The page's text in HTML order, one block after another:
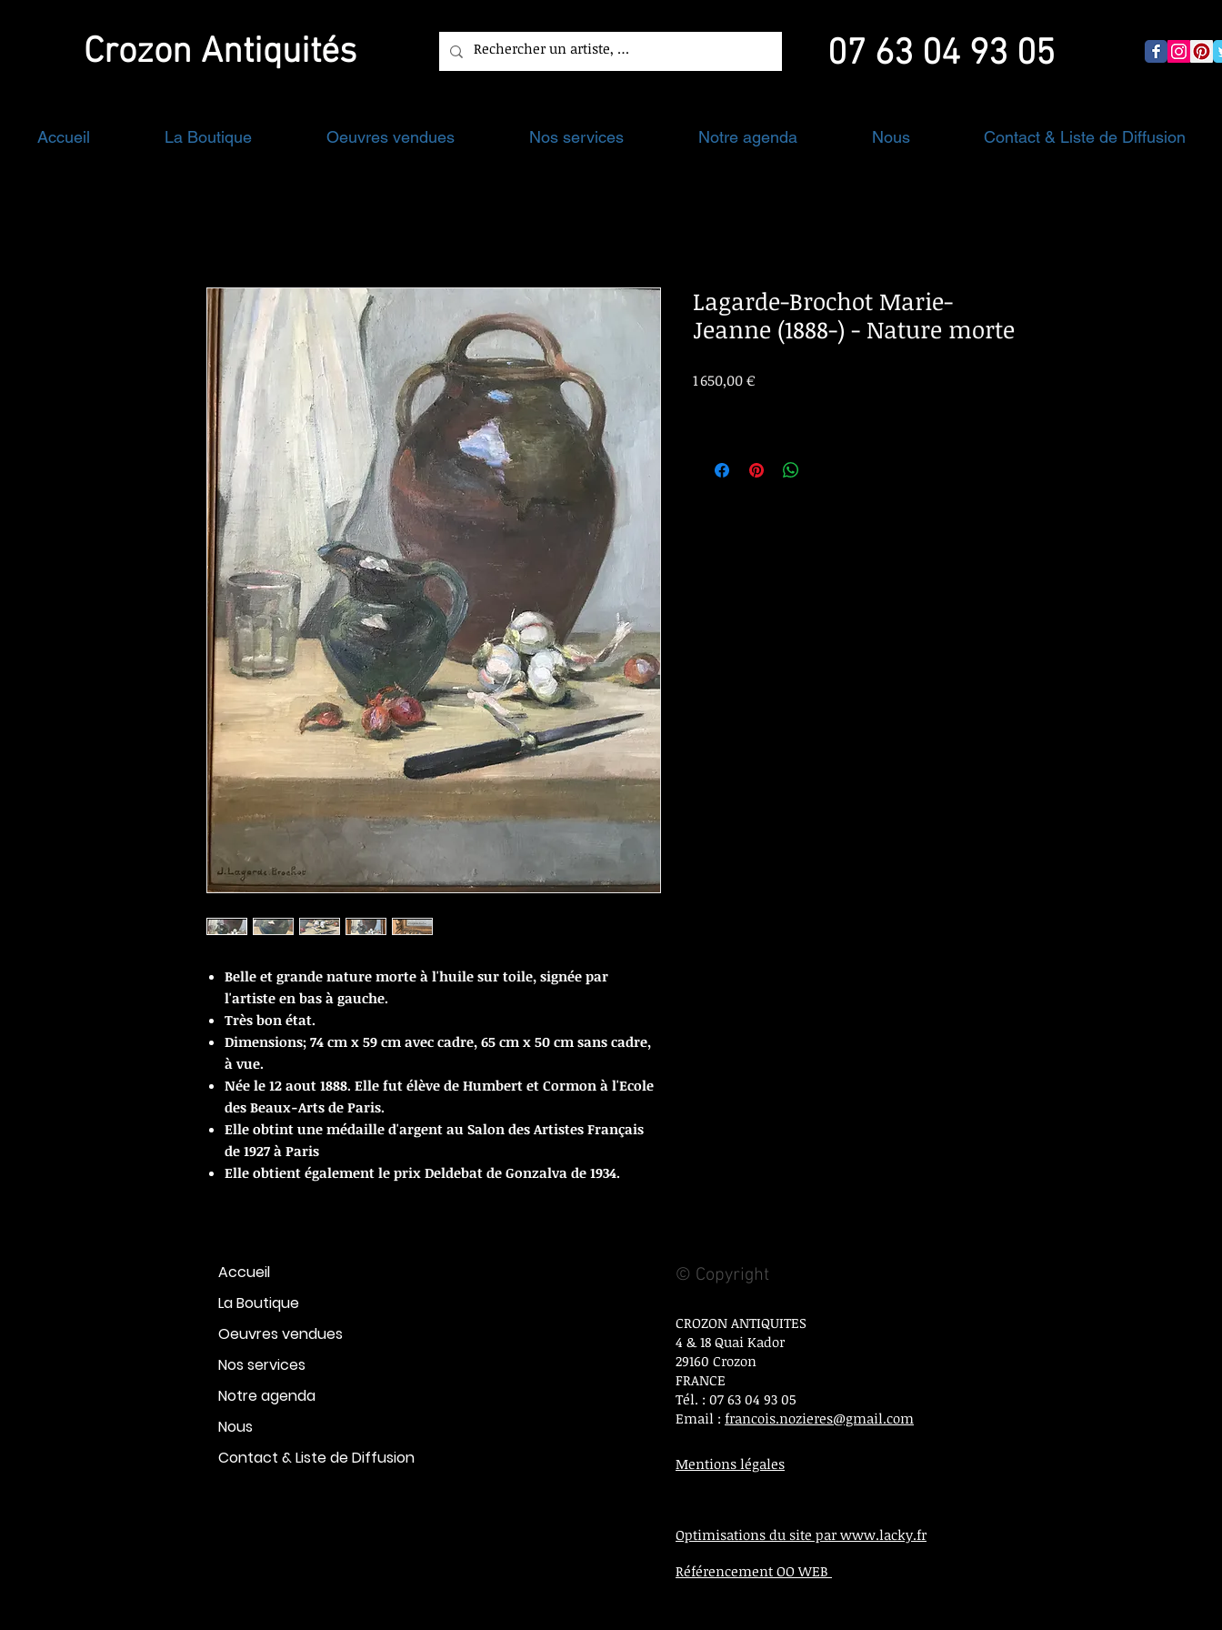
Crozon Antiquités 07 63 04 93 05
Accueil La Boutique Oeuvres vendues Nos services Notre agenda Nous Contact & Liste de Diffusion
Belle et grande nature morte à l'huile sur toile, signée par
l'artiste en bas à gauche.
Très bon état.
Dimensions; 74 cm x 59 cm avec cadre, 65 cm x 50 cm sans cadre,
à vue.
Née le 12 aout 1888. Elle fut élève de Humbert et Cormon à l'Ecole
des Beaux-Arts de Paris.
Elle obtint une médaille d'argent au Salon des Artistes Français
de 1927 à Paris
Elle obtient également le prix Deldebat de Gonzalva de 1934.
Lagarde-Brochot Marie-
Jeanne (1888-) - Nature morte
1 650,00 €Prix
Accueil
La Boutique
Oeuvres vendues
Nos services
Notre agenda
Nous
Contact & Liste de Diffusion
© Copyright
CROZON ANTIQUITES
4 & 18 Quai Kador
29160 Crozon
FRANCE
Tél. : 07 63 04 93 05
Email : francois.nozieres@gmail.com
Mentions légales
Optimisations du site par www.lacky.fr
Référencement OO WEB